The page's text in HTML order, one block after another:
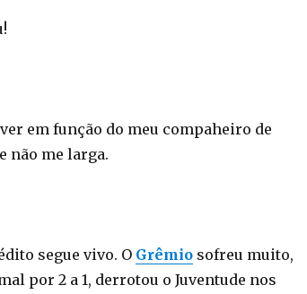
em função do meu compaheiro de
não me larga.
segue vivo. O Grêmiosofreu muito,
por 2 a 1, derrotou o Juventude nos